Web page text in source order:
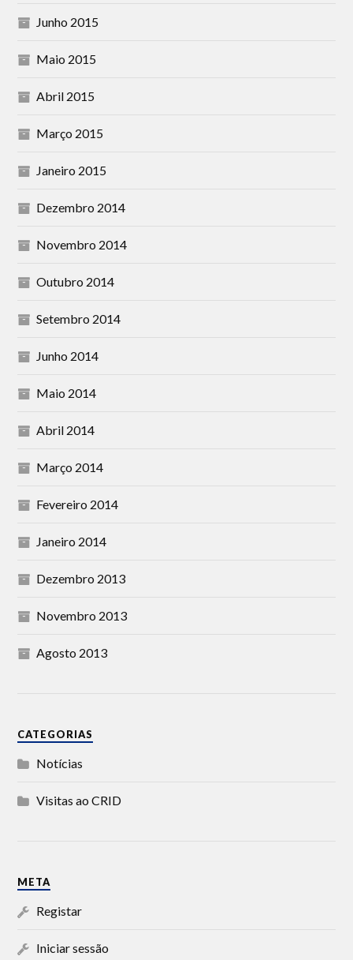
Junho 2015
Maio 2015
Abril 2015
Março 2015
Janeiro 2015
Dezembro 2014
Novembro 2014
Outubro 2014
Setembro 2014
Junho 2014
Maio 2014
Abril 2014
Março 2014
Fevereiro 2014
Janeiro 2014
Dezembro 2013
Novembro 2013
Agosto 2013
CATEGORIAS
Notícias
Visitas ao CRID
META
Registar
Iniciar sessão